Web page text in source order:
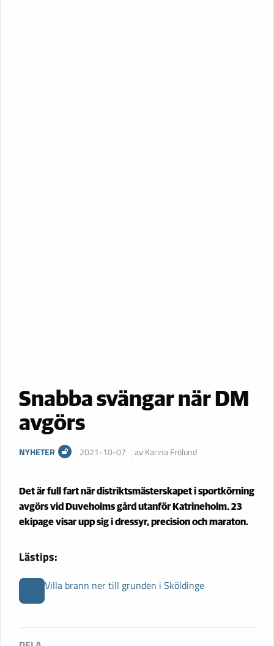
Snabba svängar när DM
avgörs
NYHETER 2021-10-07 av Karina Frölund
Det är full fart när distriktsmästerskapet i sportkörning
avgörs vid Duveholms gård utanför Katrineholm. 23
ekipage visar upp sig i dressyr, precision och maraton.
Lästips:
Villa brann ner till grunden i Sköldinge